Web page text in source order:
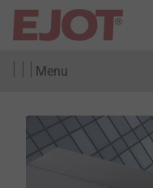
Menu